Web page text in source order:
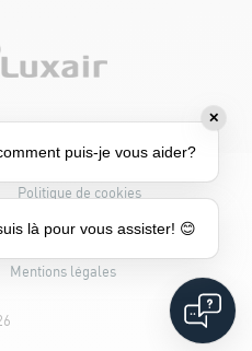
Politique de cookies
Mentions légales
✕
puis-je vous aider?
là pour vous assister! 😊